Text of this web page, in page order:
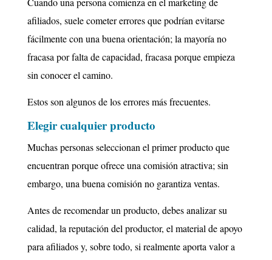
afiliados, suele cometer errores que podrían evitarse
fácilmente con una buena orientación; la mayoría no
fracasa por falta de capacidad, fracasa porque empieza
sin conocer el camino.
Estos son algunos de los errores más frecuentes.
Elegir cualquier producto
Muchas personas seleccionan el primer producto que
encuentran porque ofrece una comisión atractiva; sin
embargo, una buena comisión no garantiza ventas.
Antes de recomendar un producto, debes analizar su
calidad, la reputación del productor, el material de apoyo
para afiliados y, sobre todo, si realmente aporta valor a